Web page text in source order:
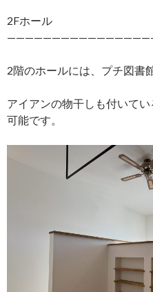
2Fホール
2階のホールには、プチ図書
アイアンの物干しも付いて
可能です。